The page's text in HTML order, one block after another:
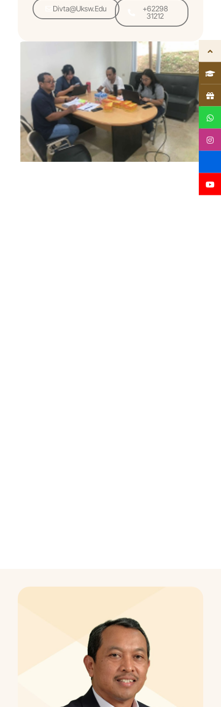
Divta@uksw.edu +62298
31212